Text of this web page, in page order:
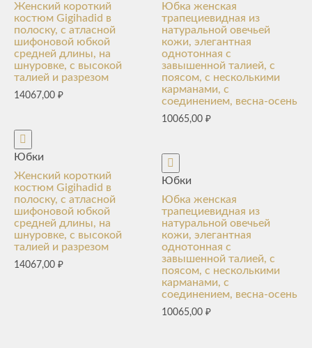
Женский короткий
костюм Gigihadid в
полоску, с атласной
шифоновой юбкой
средней длины, на
шнуровке, с высокой
талией и разрезом
14067,00 ₽
Юбки
Женский короткий
костюм Gigihadid в
полоску, с атласной
шифоновой юбкой
средней длины, на
шнуровке, с высокой
талией и разрезом
14067,00 ₽
Юбка женская
трапециевидная из
натуральной овечьей
кожи, элегантная
однотонная с
завышенной талией, с
поясом, с несколькими
карманами, с
соединением, весна-осень
10065,00₽
Юбки
Юбка женская
трапециевидная из
натуральной овечьей
кожи, элегантная
однотонная с
завышенной талией, с
поясом, с несколькими
карманами, с
соединением, весна-осень
10065,00₽